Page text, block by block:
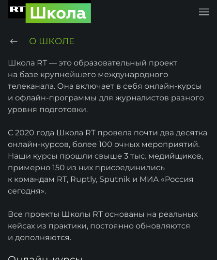
О ШКОЛЕ
Школа RT — это образовательный проект
на базе крупнейшего международного
телеканала. Она включает в себя онлайн-курсы
и офлайн-программы для журналистов разного
уровня подготовки.
С 2020 года Школа RT провела почти два десятка
онлайн-курсов, более 100 очных мероприятий.
Наши курсы прошли свыше 3 тыс. медийщиков,
примерно 150 из них присоединились
к командам RT, Ruptly, Sputnik и МИА «Россия
сегодня».
Все проекты Школы RT основаны на реальных
кейсах из практики, постоянно обновляются
и дополняются.